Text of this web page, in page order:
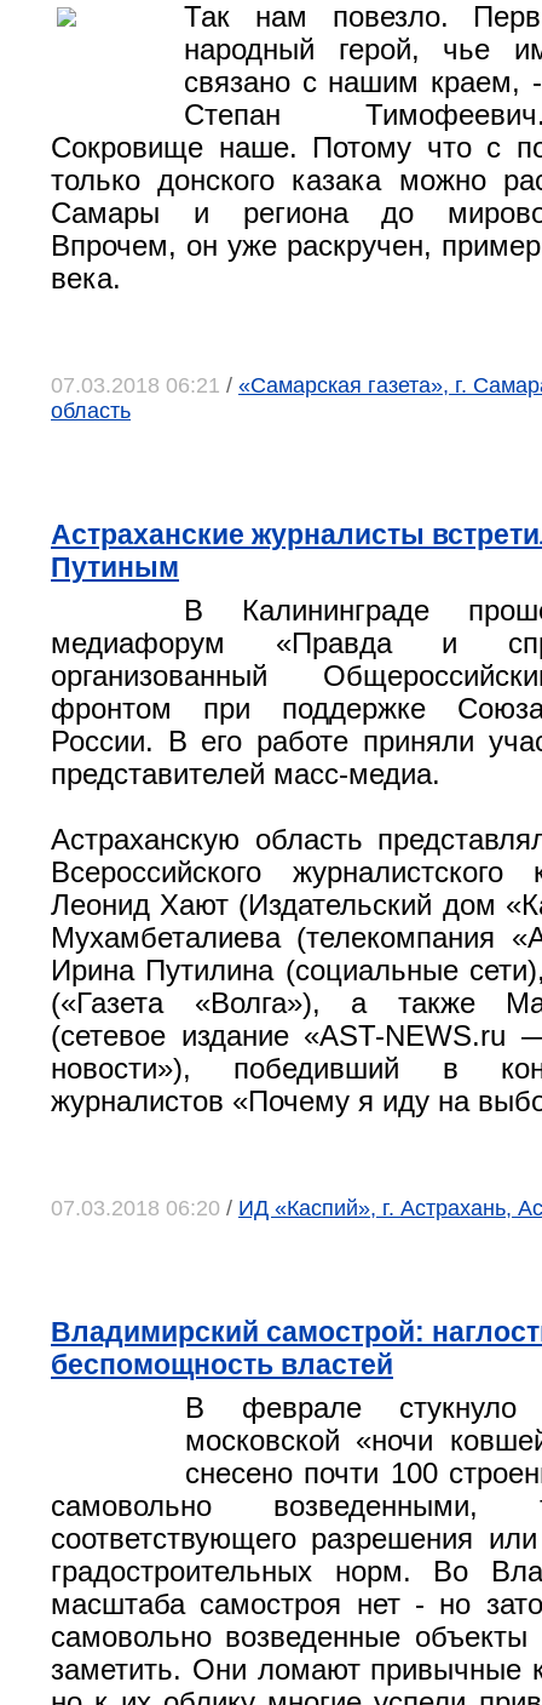
Так нам повезло.
народный герой, чье
связано с нашим краем,
Степан
Сокровище наше. Потому что с
только донского казака можно
Самары и региона до
Впрочем, он уже раскручен,
века.
07.03.2018 06:21 / «Самарская газета», г.
область
Астраханские журналисты
Путиным
В Калининграде
медиафорум «Правда и
организованный
фронтом при поддержке
России. В его работе приняли
представителей масс-медиа.
Астраханскую область
Всероссийского
Леонид Хают (Издательский дом
Мухамбеталиева (телекомпания
Ирина Путилина (социальные
(«Газета «Волга»), а также
(сетевое издание «AST-NEWS.ru
новости»), победивший в
журналистов «Почему я иду на
07.03.2018 06:20 / ИД «Каспий», г. Астрахань,
Владимирский самострой:
беспомощность властей
В феврале
московской «ночи
снесено почти 100
самовольно
соответствующего разрешения
градостроительных норм. Во
масштаба самостроя нет - но
самовольно возведенные
заметить. Они ломают привычные